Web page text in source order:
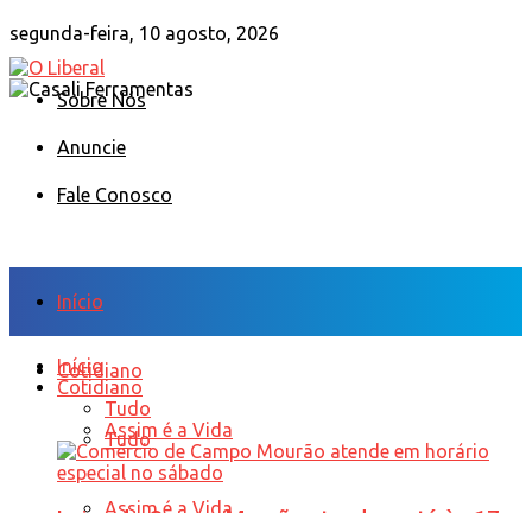
segunda-feira, 10 agosto, 2026
Sobre Nós
Anuncie
Fale Conosco
Início
Cotidiano
Tudo
Assim é a Vida
Início
Cotidiano
Tudo
Assim é a Vida